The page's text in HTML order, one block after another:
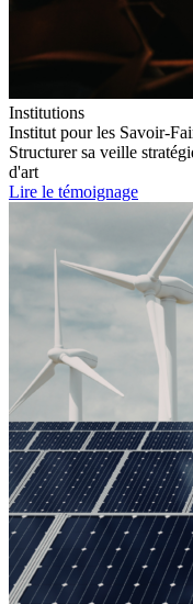
Institutions
Institut pour les Savoir-
Structurer sa veille
d'art
Lire le témoignage